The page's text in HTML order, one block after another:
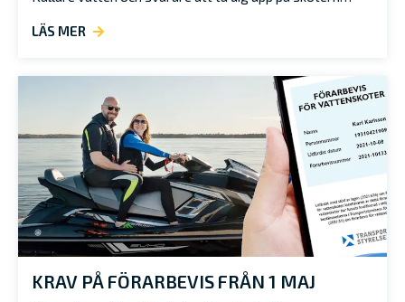
LÄS MER
KRAV PÅ FÖRARBEVIS FRÅN 1 MAJ